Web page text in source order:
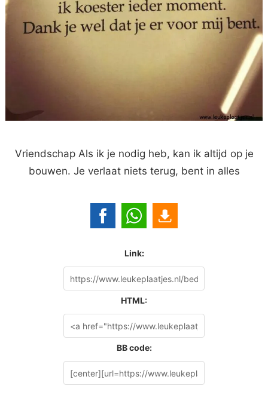
Vriendschap Als ik je nodig heb, kan ik altijd op je
bouwen. Je verlaat niets terug, bent in alles
Link:
HTML:
BB code: